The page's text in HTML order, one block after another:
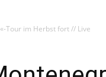
Tour im Herbst fort // Live